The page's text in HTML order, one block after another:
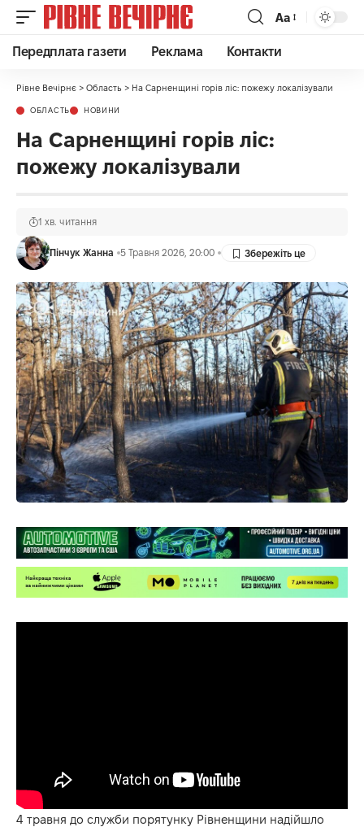
Аа
Передплата газети Реклама Контакти
Рівне Вечірнє > Область > На Сарненщині горів ліс: пожежу локалізували
ОБЛАСТЬ НОВИНИ
На Сарненщині горів ліс:
пожежу локалізували
Пінчук Жанна 5 Травня 2026, 20:00
1 хв. читання
4 травня до служби порятунку Рівненщини надійшло